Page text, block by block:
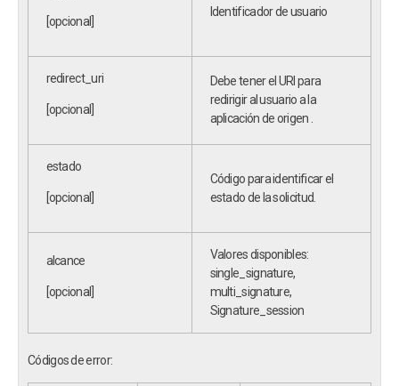
[opcional]
Identificador de usuario
redirect_uri
[opcional]
Debe tener el URI para
redirigir al usuario a la
aplicación de origen .
estado
[opcional]
Código para identificar el
estado de la solicitud.
alcance
[opcional]
Valores disponibles:
single_signature,
multi_signature,
Signature_session
Códigos de error: